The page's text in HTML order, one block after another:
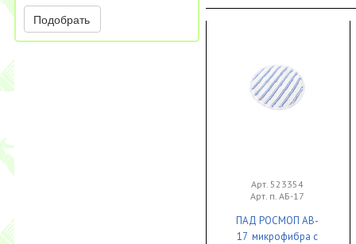
Подобрать
Арт. 523354
Арт. п. AБ-17
ПАД РОСМОП AB-
17 микрофибра с